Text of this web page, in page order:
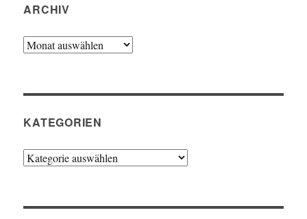
ARCHIV
Archiv
KATEGORIEN
Kategorien